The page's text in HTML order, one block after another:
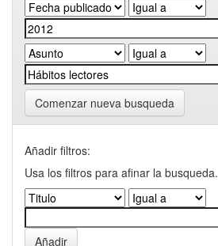
Comenzar nueva busqueda
Añadir filtros:
Usa los filtros para afinar la busqueda.